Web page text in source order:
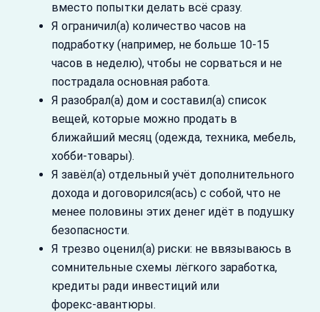
вместо попытки делать всё сразу.
Я ограничил(а) количество часов на
подработку (например, не больше 10-15
часов в неделю), чтобы не сорваться и не
пострадала основная работа.
Я разобрал(а) дом и составил(а) список
вещей, которые можно продать в
ближайший месяц (одежда, техника, мебель,
хобби‑товары).
Я завёл(а) отдельный учёт дополнительного
дохода и договорился(ась) с собой, что не
менее половины этих денег идёт в подушку
безопасности.
Я трезво оценил(а) риски: не ввязываюсь в
сомнительные схемы лёгкого заработка,
кредиты ради инвестиций или
форекс‑авантюры.